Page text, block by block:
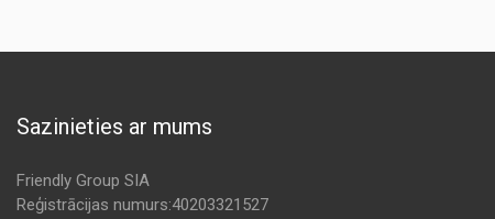
Sazinieties ar mums
Friendly Group SIA
Reģistrācijas numurs:40203321527